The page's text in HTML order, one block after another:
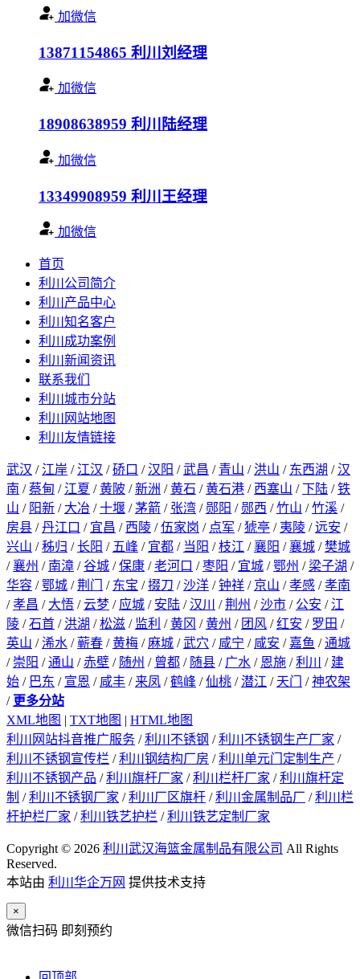
加微信
13871154865 利川刘经理
加微信
18908638959 利川陆经理
加微信
13349908959 利川王经理
加微信
首页
利川公司简介
利川产品中心
利川知名客户
利川成功案例
利川新闻资讯
联系我们
利川城市分站
利川网站地图
利川友情链接
武汉 / 江岸 / 江汉 /硚口 /汉阳 /武昌 / 青山 / 洪山 / 东西湖 /汉
南 /蔡甸 / 江夏 /黄陂 /新洲 /黄石 /黄石港 / 西塞山 /下陆 /铁
山 / 阳新 / 大冶 /十堰 /茅箭 / 张湾 / 郧阳 / 郧西 /竹山 /竹溪 /
房县 /丹江口 / 宜昌 / 西陵 /伍家岗 / 点军 /猇亭 / 夷陵 /远安 /
兴山 /秭归 /长阳 / 五峰 / 宜都 / 当阳 /枝江 /襄阳 /襄城 /樊城
/襄州 / 南漳 /谷城 /保康 /老河口 /枣阳 / 宜城 /鄂州 / 梁子湖 /
华容 /鄂城 /荆门 / 东宝 /掇刀 /沙洋 /钟祥 / 京山 /孝感 /孝南
/孝昌 / 大悟 /云梦 / 应城 / 安陆 /汉川 /荆州 /沙市 / 公安 / 江
陵 /石首 / 洪湖 /松滋 / 监利 /黄冈 /黄州 / 团风 /红安 / 罗田 /
英山 /浠水 /蕲春 /黄梅 / 麻城 /武穴 / 咸宁 / 咸安 / 嘉鱼 /通城
/ 崇阳 /通山 /赤壁 / 随州 / 曾都 / 随县 / 广水 / 恩施 /利川 / 建
始 / 巴东 / 宣恩 / 咸丰 / 来凤 /鹤峰 /仙桃 /潜江 / 天门 /神农架
/ 更多分站
XML地图 | TXT地图 | HTML地图
利川网站抖音推广服务 /利川不锈钢 /利川不锈钢生产厂家 /
利川不锈钢宣传栏 /利川钢结构厂房 /利川单元门定制生产 /
利川不锈钢产品 /利川旗杆厂家 /利川栏杆厂家 /利川旗杆定
制 /利川不锈钢厂家 /利川厂区旗杆 /利川金属制品厂 /利川栏
杆护栏厂家 /利川铁艺护栏 /利川铁艺定制厂家
Copyright © 2026 利川武汉海篮金属制品有限公司 All Rights
Reserved.
本站由 利川华企万网 提供技术支持
×
微信扫码 即刻预约